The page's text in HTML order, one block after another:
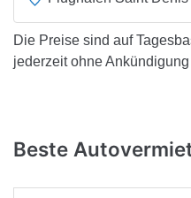
Die Preise sind auf
jederzeit ohne
Beste